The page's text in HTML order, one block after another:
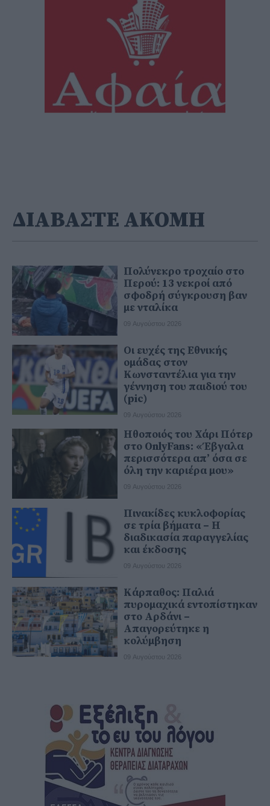
ΔΙΑΒΑΣΤΕ ΑΚΟΜΗ
Πολύνεκρο τροχαίο στο
Περού: 13 νεκροί από
σφοδρή σύγκρουση βαν
με νταλίκα
09 Αυγούστου 2026
Οι ευχές της Εθνικής
ομάδας στον
Κωνσταντέλια για την
γέννηση του παιδιού του
(pic)
09 Αυγούστου 2026
Ηθοποιός του Χάρι Πότερ
στο OnlyFans: «Έβγαλα
περισσότερα απ’ όσα σε
όλη την καριέρα μου»
09 Αυγούστου 2026
Πινακίδες κυκλοφορίας
σε τρία βήματα – Η
διαδικασία παραγγελίας
και έκδοσης
09 Αυγούστου 2026
Κάρπαθος: Παλιά
πυρομαχικά εντοπίστηκαν
στο Αρδάνι –
Απαγορεύτηκε η
κολύμβηση
09 Αυγούστου 2026